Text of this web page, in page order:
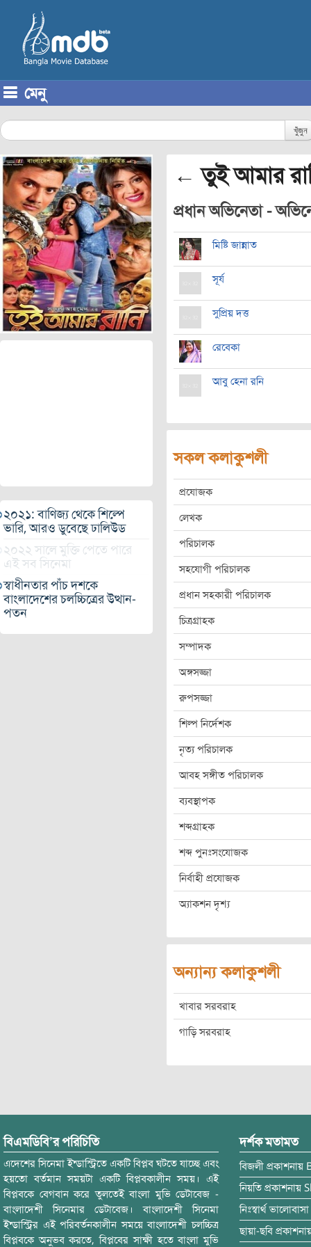
মেনু
খুঁজুন
২০২১: বাণিজ্য থেকে শিল্পে
ভারি, আরও ডুবেছে ঢালিউড
২০২২ সালে মুক্তি পেতে পারে
এই সব সিনেমা
স্বাধীনতার পাঁচ দশকে
বাংলাদেশের চলচ্চিত্রের উত্থান-
পতন
← তুই আমার
প্রধান অভিনেতা -
মিষ্টি জান্নাত
সূর্য
সুপ্রিয় দত্ত
রেবেকা
আবু হেনা রনি
সকল কলাকুশলী
প্রযোজক
লেখক
পরিচালক
সহযোগী পরিচালক
প্রধান সহকারী পরিচালক
চিত্রগ্রাহক
সম্পাদক
অঙ্গসজ্জা
রুপসজ্জা
শিল্প নির্দেশক
নৃত্য পরিচালক
আবহ সঙ্গীত পরিচালক
ব্যবস্থাপক
শব্দগ্রাহক
শব্দ পুনঃসংযোজক
নির্বাহী প্রযোজক
অ্যাকশন দৃশ্য
অন্যান্য কলাকুশলী
খাবার সরবরাহ
গাড়ি সরবরাহ
বিএমডিবি’র পরিচিতি
এদেশের সিনেমা ইন্ডাস্ট্রিতে একটি বিপ্লব ঘটতে যাচ্ছে এবং
হয়তো বর্তমান সময়টা একটি বিপ্লবকালীন সময়। এই
বিপ্লবকে বেগবান করে তুলতেই বাংলা মুভি ডেটাবেজ -
বাংলাদেশী সিনেমার ডেটাবেজ। বাংলাদেশী সিনেমা
ইন্ডাস্ট্রির এই পরিবর্তনকালীন সময়ে বাংলাদেশী চলচ্চিত্র
বিপ্লবকে অনুভব করতে, বিপ্লবের সাক্ষী হতে বাংলা মুভি
দর্শক মতামত
বিজলী প্রকাশনায়
নিয়তি প্রকাশনায়
নিঃস্বার্থ ভালোবাসা
ছায়া-ছবি